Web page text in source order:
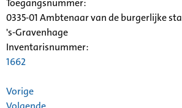
Toegangsnummer:
0335-01 Ambtenaar van de burgerlijke
's-Gravenhage
Inventarisnummer:
1662
Vorige